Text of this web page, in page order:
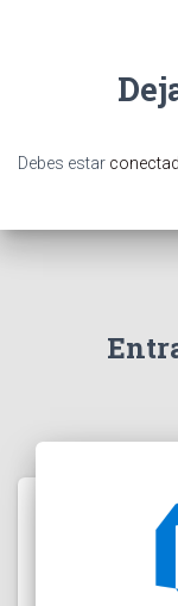
Debes estar